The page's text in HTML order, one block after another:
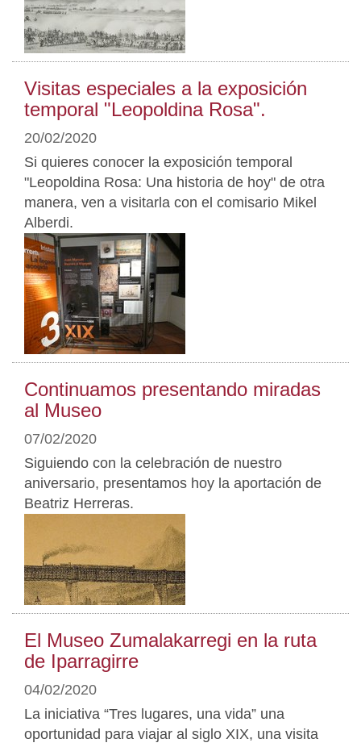
Visitas especiales a la exposición
temporal "Leopoldina Rosa".
20/02/2020
Si quieres conocer la exposición temporal
"Leopoldina Rosa: Una historia de hoy" de otra
manera, ven a visitarla con el comisario Mikel
Alberdi.
Continuamos presentando miradas
al Museo
07/02/2020
Siguiendo con la celebración de nuestro
aniversario, presentamos hoy la aportación de
Beatriz Herreras.
El Museo Zumalakarregi en la ruta
de Iparragirre
04/02/2020
La iniciativa “Tres lugares, una vida” una
oportunidad para viajar al siglo XIX, una visita